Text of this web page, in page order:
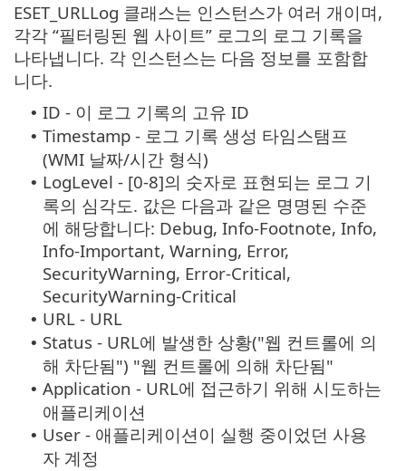
ESET_URLLog 클래스는 인스턴스가 여러 개이며,
각각 “필터링된 웹 사이트” 로그의 로그 기록을
나타냅니다. 각 인스턴스는 다음 정보를 포함합
니다.
• ID - 이 로그 기록의 고유 ID
• Timestamp - 로그 기록 생성 타임스탬프
(WMI 날짜/시간 형식)
• LogLevel - [0-8]의 숫자로 표현되는 로그 기
록의 심각도. 값은 다음과 같은 명명된 수준
에 해당합니다: Debug, Info-Footnote, Info,
Info-Important, Warning, Error,
SecurityWarning, Error-Critical,
SecurityWarning-Critical
• URL - URL
• Status - URL에 발생한 상황("웹 컨트롤에 의
해 차단됨") "웹 컨트롤에 의해 차단됨"
• Application - URL에 접근하기 위해 시도하는
애플리케이션
• User - 애플리케이션이 실행 중이었던 사용
자 계정